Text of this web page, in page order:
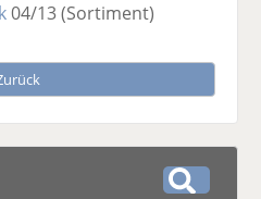
04/13(Sortiment)